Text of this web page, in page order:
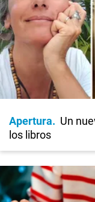
Apertura
Un
los libros